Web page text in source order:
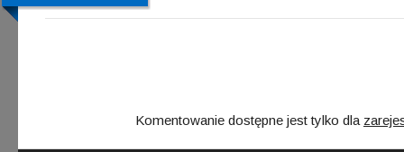
Komentowanie dostępne jest tylko dla